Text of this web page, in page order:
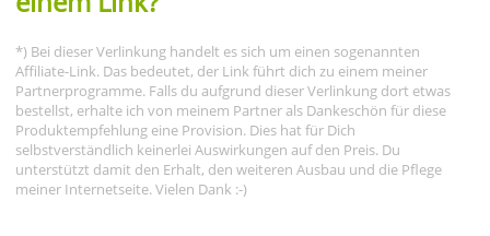
*) Bei dieser Verlinkung handelt es sich um einen sogenannten
Affiliate-Link. Das bedeutet, der Link führt dich zu einem meiner
Partnerprogramme. Falls du aufgrund dieser Verlinkung dort etwas
bestellst, erhalte ich von meinem Partner als Dankeschön für diese
Produktempfehlung eine Provision. Dies hat für Dich
selbstverständlich keinerlei Auswirkungen auf den Preis. Du
unterstützt damit den Erhalt, den weiteren Ausbau und die Pflege
meiner Internetseite. Vielen Dank :-)